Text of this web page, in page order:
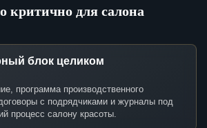
критично для салона
блок целиком
программа производственного
с подрядчиками и журналы под
процесс салону красоты.